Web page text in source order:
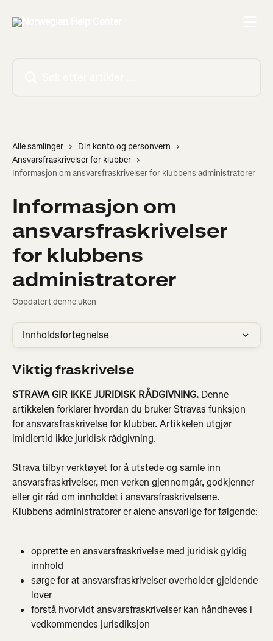
Alle samlinger
Din konto og personvern
Ansvarsfraskrivelser for klubber
Informasjon om ansvarsfraskrivelser for klubbens administratorer
Informasjon om
ansvarsfraskrivelser
for klubbens
administratorer
Oppdatert denne uken
Innholdsfortegnelse
Viktig fraskrivelse
STRAVA GIR IKKE JURIDISK RÅDGIVNING. Denne
artikkelen forklarer hvordan du bruker Stravas funksjon
for ansvarsfraskrivelse for klubber. Artikkelen utgjør
imidlertid ikke juridisk rådgivning.
Strava tilbyr verktøyet for å utstede og samle inn
ansvarsfraskrivelser, men verken gjennomgår, godkjenner
eller gir råd om innholdet i ansvarsfraskrivelsene.
Klubbens administratorer er alene ansvarlige for følgende:
opprette en ansvarsfraskrivelse med juridisk gyldig
innhold
sørge for at ansvarsfraskrivelser overholder gjeldende
lover
forstå hvorvidt ansvarsfraskrivelser kan håndheves i
vedkommendes jurisdiksjon